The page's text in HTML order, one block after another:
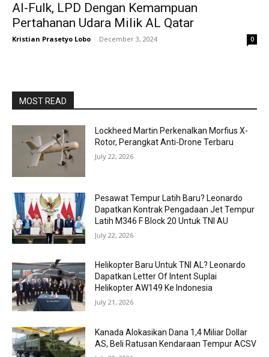
Al-Fulk, LPD Dengan Kemampuan
Pertahanan Udara Milik AL Qatar
Kristian Prasetyo Lobo - December 3, 2024 0
MOST READ
Lockheed Martin Perkenalkan Morfius X-
Rotor, Perangkat Anti-Drone Terbaru
July 22, 2026
Pesawat Tempur Latih Baru? Leonardo
Dapatkan Kontrak Pengadaan Jet Tempur
Latih M346 F Block 20 Untuk TNI AU
July 22, 2026
Helikopter Baru Untuk TNI AL? Leonardo
Dapatkan Letter Of Intent Suplai
Helikopter AW149 Ke Indonesia
July 21, 2026
Kanada Alokasikan Dana 1,4 Miliar Dollar
AS, Beli Ratusan Kendaraan Tempur ACSV